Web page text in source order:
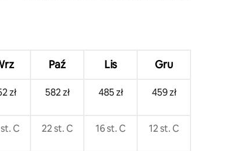
Paź Lis Gru
zł 582 zł 485 zł 459 zł
C 22 st. C 16 st. C 12 st. C